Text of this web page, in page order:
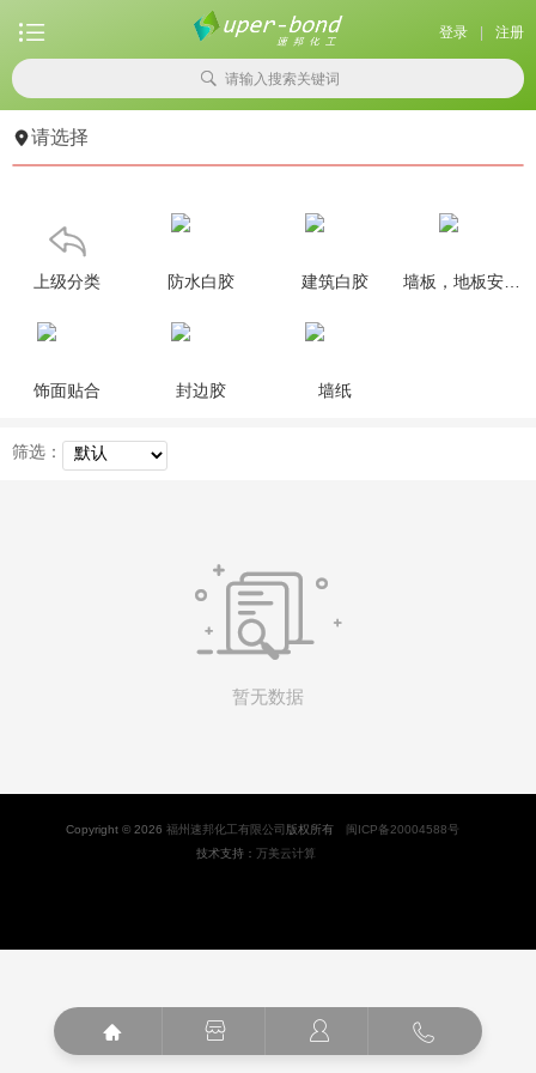
登录 注册

 请输入搜索关键词
请选择

上级分类 防水白胶 建筑白胶 墙板，地板安装用胶
饰面贴合 封边胶 墙纸
筛选：

暂无数据
   
Copyright © 2026 福州速邦化工有限公司 版权所有
闽ICP备20004588号
技术支持： 万美云计算